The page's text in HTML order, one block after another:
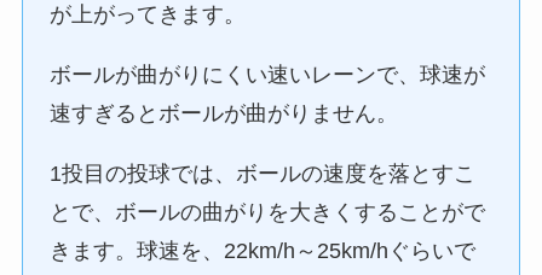
が上がってきます。
ボールが曲がりにくい速いレーンで、球速が
速すぎるとボールが曲がりません。
1投目の投球では、ボールの速度を落とすこ
とで、ボールの曲がりを大きくすることがで
きます。球速を、22km/h～25km/hぐらいで